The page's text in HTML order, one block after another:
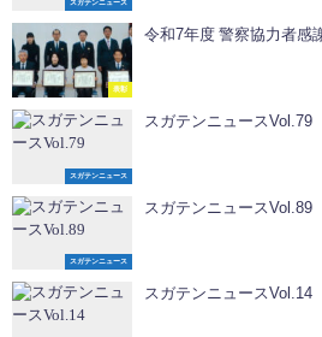
スガテンニュース
表彰
令和7年度 警察協力者感
スガテンニュース
スガテンニュースVol.79
スガテンニュース
スガテンニュースVol.89
スガテンニュースVol.14